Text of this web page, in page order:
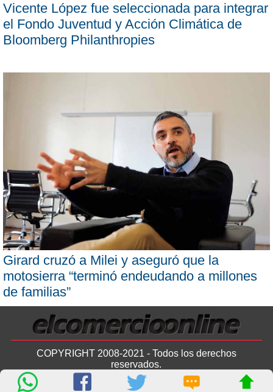
Vicente López fue seleccionada para integrar
el Fondo Juventud y Acción Climática de
Bloomberg Philanthropies
Girard cruzó a Milei y aseguró que la
motosierra “terminó endeudando a millones
de familias”
COPYRIGHT 2008-2021 - Todos los derechos
reservados.